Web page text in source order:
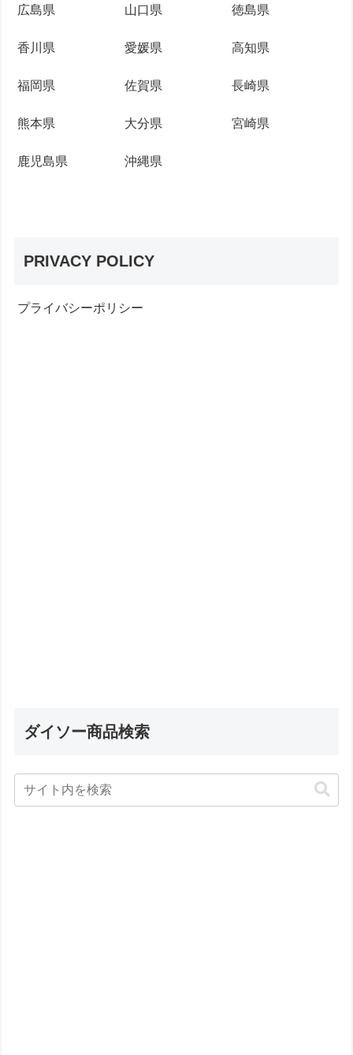
広島県 山口県 徳島県
香川県 愛媛県 高知県
福岡県 佐賀県 長崎県
熊本県 大分県 宮崎県
鹿児島県 沖縄県
PRIVACY POLICY
プライバシーポリシー
ダイソー商品検索